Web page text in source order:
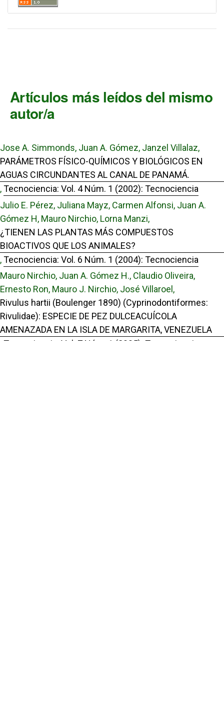
Artículos más leídos del mismo
autor/a
Jose A. Simmonds, Juan A. Gómez, Janzel Villalaz,
PARÁMETROS FÍSICO-QUÍMICOS Y BIOLÓGICOS EN
AGUAS CIRCUNDANTES AL CANAL DE PANAMÁ.
,Tecnociencia: Vol. 4 Núm. 1 (2002): Tecnociencia
Julio E. Pérez, Juliana Mayz, Carmen Alfonsi, Juan A.
Gómez H, Mauro Nirchio, Lorna Manzi,
¿TIENEN LAS PLANTAS MÁS COMPUESTOS
BIOACTIVOS QUE LOS ANIMALES?
,Tecnociencia: Vol. 6 Núm. 1 (2004): Tecnociencia
Mauro Nirchio, Juan A. Gómez H., Claudio Oliveira,
Ernesto Ron, Mauro J. Nirchio, José Villaroel,
Rivulus hartii (Boulenger 1890) (Cyprinodontiformes:
Rivulidae): ESPECIE DE PEZ DULCEACUÍCOLA
AMENAZADA EN LA ISLA DE MARGARITA, VENEZUELA
Tecnociencia: Vol. 7 Núm. 1 (2005): Tecnociencia